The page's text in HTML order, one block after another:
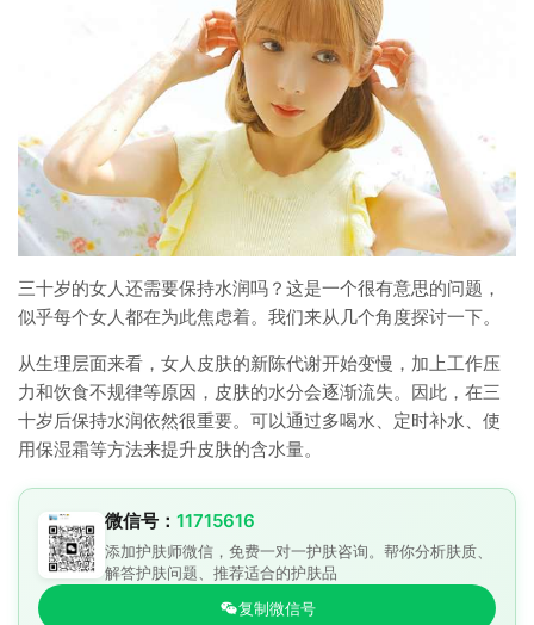
三十岁的女人还需要保持水润吗？这是一个很有意思的问题，
似乎每个女人都在为此焦虑着。我们来从几个角度探讨一下。
从生理层面来看，女人皮肤的新陈代谢开始变慢，加上工作压
力和饮食不规律等原因，皮肤的水分会逐渐流失。因此，在三
十岁后保持水润依然很重要。可以通过多喝水、定时补水、使
用保湿霜等方法来提升皮肤的含水量。
微信号： 11715616
添加护肤师微信，免费一对一护肤咨询。帮你分析肤质、
解答护肤问题、推荐适合的护肤品
复制微信号